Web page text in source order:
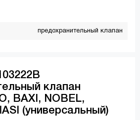
предохранительный клапан
клапан
BAXI, NOBEL,
(универсальный)